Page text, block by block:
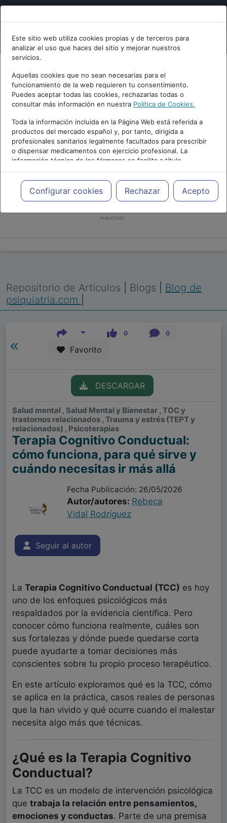
Este sitio web utiliza cookies propias y de terceros para
analizar el uso que haces del sitio y mejorar nuestros
servicios.
Aquellas cookies que no sean necesarias para el
funcionamiento de la web requieren tu consentimiento.
Puedes aceptar todas las cookies, rechazarlas todas o
consultar más información en nuestra Política de Cookies.
Toda la información incluida en la Página Web está referida a
productos del mercado español y, por tanto, dirigida a
profesionales sanitarios legalmente facultados para prescribir
o dispensar medicamentos con ejercicio profesional. La
información técnica de los fármacos se facilita a título
meramente informativo, siendo responsabilidad de los
profesionales facultados prescribir medicamentos y decidir, en
cada caso concreto, el tratamiento más adecuado a las
necesidades del paciente.
Configurar cookies Rechazar Acepto
PUBLICIDAD
Repositorio de Artículos Blogs
Blog de
psiquiatria.com
0 0
Favorito
DESCARGAR
Salud mental , Salud Mental y Bienestar , TOC y
trastornos relacionados , Trauma y estrés (TEPT y
relacionados) , Psicoterapias
Terapia Cognitivo Conductual:
cómo funciona, para qué sirve y
cuándo necesitas ir más allá
Fecha Publicación: 26/05/2026
Autor/autores: Rebeca
Vidal Rodríguez
Seguir al autor
La Terapia Cognitivo Conductual (TCC) es hoy
uno de los enfoques psicológicos más
respaldados por la evidencia científica. Pero
conocer cómo funciona realmente, cuáles son
sus fortalezas y dónde puede quedarse corta
puede ayudarte a tomar decisiones más
conscientes sobre tu propio proceso terapéutico.
En este artículo exploramos qué es la TCC, cómo
se aplica en la práctica, casos reales de personas
que la han vivido y qué ocurre cuando el malestar
necesita algo más que técnicas.
¿Qué es la Terapia Cognitivo
Conductual?
La TCC es un modelo de intervención psicológica
que trabaja la relación entre pensamientos,
emociones y conductas. Parte de una premisa